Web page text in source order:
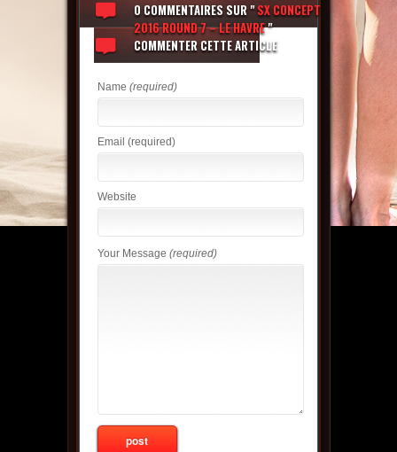
0 COMMENTAIRESSUR "SX CONCEPT
2016 ROUND 7 – LE HAVRE"
COMMENTER CETTE ARTICLE
Name (required)
Email (required)
Website
Your Message (required)